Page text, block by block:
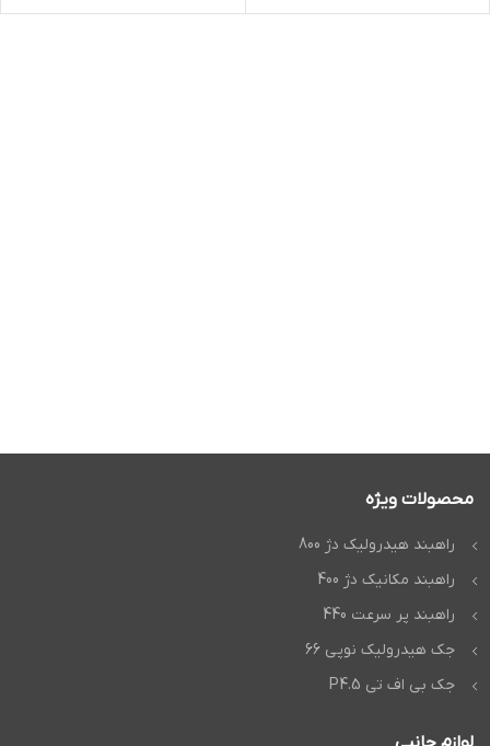
محصولات ویژه
راهبند هیدرولیک دژ 800
راهبند مکانیک دژ 400
راهبند پر سرعت 440
جک هیدرولیک نوپی 66
جک بی اف تی P4.5